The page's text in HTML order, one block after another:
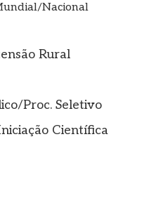
Nacional
Rural
Proc. Seletivo
Científica